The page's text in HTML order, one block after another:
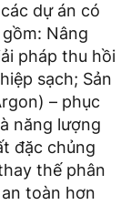
dự án có
Nâng
pháp thu hồi
sạch; Sản
– phục
năng lượng
đặc chủng
thế phân
toàn hơn